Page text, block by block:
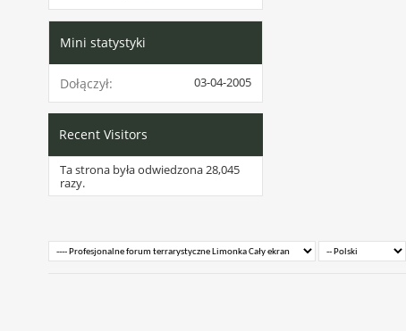
Mini statystyki
Dołączył 03-04-2005
Recent Visitors
Ta strona była odwiedzona28,045
razy.